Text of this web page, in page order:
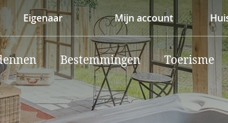
Eigenaar Mijn account
Bestemmingen Toerisme